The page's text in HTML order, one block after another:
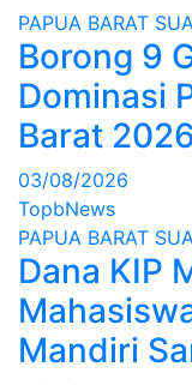
PAPUA BARAT
Borong 9
Dominasi
Barat
03/08/2026
TopbNews
PAPUA BARAT
Dana KIP
Mandiri